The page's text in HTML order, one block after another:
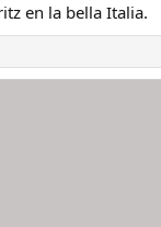
en la bella Italia.